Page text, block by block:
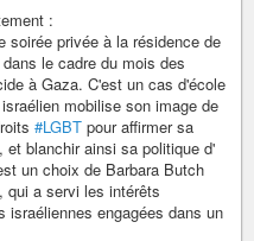
:
soirée privée à la résidence de
le cadre du mois des
à Gaza. C'est un cas d'école
mobilise son image de
#LGBT pour affirmer sa
blanchir ainsi sa politique d'
un choix de Barbara Butch
qui a servi les intérêts
israéliennes engagées dans un